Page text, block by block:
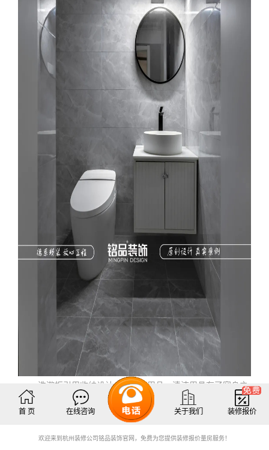
洗漱柜引用收纳设计，让洗漱用品、清洁用具有了容身之
处，整个空间更为洁净。
铭品装饰设计团队人均10年经验，曾荣获红鼎奖、和美
首 页 在线咨询 关于我们 装修报价
欢迎来到杭州装修公司铭品装饰官网，免费为您提供装修报价量房服务！